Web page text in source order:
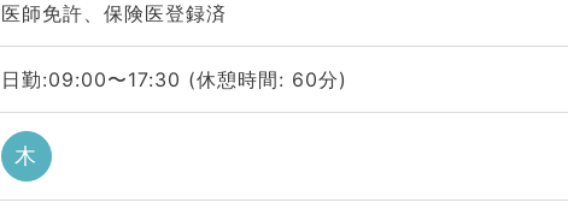
医師免許、保険医登録済
日勤:09:00〜17:30 (休憩時間: 60分)
木